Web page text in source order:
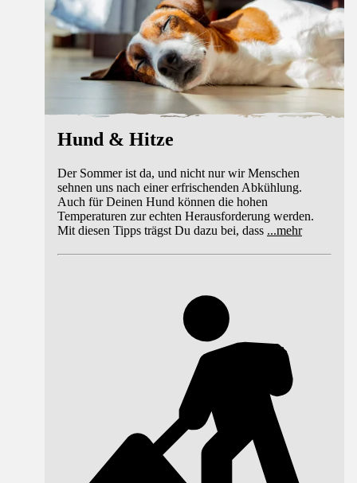
Hund & Hitze
Der Sommer ist da, und nicht nur wir Menschen
sehnen uns nach einer erfrischenden Abkühlung.
Auch für Deinen Hund können die hohen
Temperaturen zur echten Herausforderung werden.
Mit diesen Tipps trägst Du dazu bei, dass ...mehr